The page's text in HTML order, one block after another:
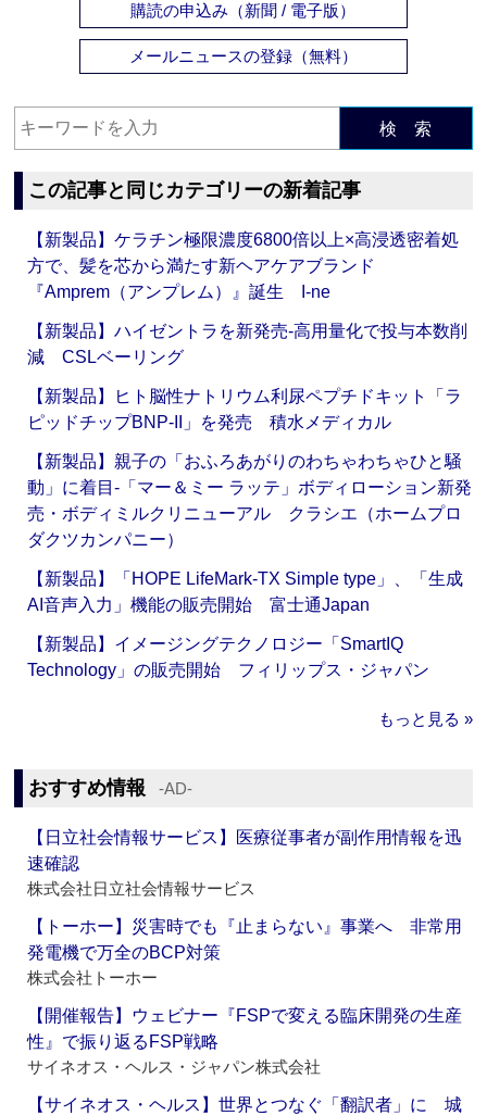
購読の申込み（新聞 / 電子版）
メールニュースの登録（無料）
検 索
この記事と同じカテゴリーの新着記事
【新製品】ケラチン極限濃度6800倍以上×高浸透密着処
方で、髪を芯から満たす新ヘアケアブランド
『Amprem（アンプレム）』誕生 I-ne
【新製品】ハイゼントラを新発売‐高用量化で投与本数削
減 CSLベーリング
【新製品】ヒト脳性ナトリウム利尿ペプチドキット「ラ
ピッドチップBNP-II」を発売 積水メディカル
【新製品】親子の「おふろあがりのわちゃわちゃひと騒
動」に着目‐「マー＆ミー ラッテ」ボディローション新発
売・ボディミルクリニューアル クラシエ（ホームプロ
ダクツカンパニー）
【新製品】「HOPE LifeMark-TX Simple type」、「生成
AI音声入力」機能の販売開始 富士通Japan
【新製品】イメージングテクノロジー「SmartIQ
Technology」の販売開始 フィリップス・ジャパン
もっと見る »
おすすめ情報 ‐AD‐
【日立社会情報サービス】医療従事者が副作用情報を迅
速確認
株式会社日立社会情報サービス
【トーホー】災害時でも『止まらない』事業へ 非常用
発電機で万全のBCP対策
株式会社トーホー
【開催報告】ウェビナー『FSPで変える臨床開発の生産
性』で振り返るFSP戦略
サイネオス・ヘルス・ジャパン株式会社
【サイネオス・ヘルス】世界とつなぐ「翻訳者」に 城